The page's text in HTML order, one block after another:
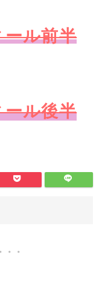
ル前半
ル後半